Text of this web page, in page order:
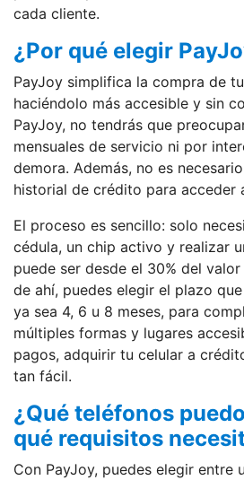
cada cliente.
¿Por qué elegir
PayJoy simplifica la compra de
haciéndolo más accesible y sin
PayJoy, no tendrás que
mensuales de servicio ni por
demora. Además, no es
historial de crédito para acceder
El proceso es sencillo: solo
cédula, un chip activo y realizar
puede ser desde el 30% del
de ahí, puedes elegir el plazo
ya sea 4, 6 u 8 meses, para
múltiples formas y lugares
pagos, adquirir tu celular a
tan fácil.
¿Qué teléfonos
qué requisitos
Con PayJoy, puedes elegir entre